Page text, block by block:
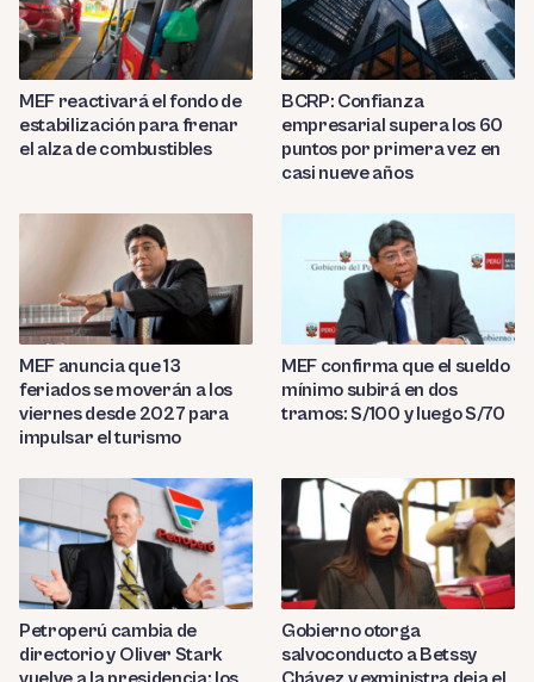
MEF reactivará el fondo de
estabilización para frenar
el alza de combustibles
BCRP: Confianza
empresarial supera los 60
puntos por primera vez en
casi nueve años
MEF anuncia que 13
feriados se moverán a los
viernes desde 2027 para
impulsar el turismo
MEF confirma que el sueldo
mínimo subirá en dos
tramos: S/100 y luego S/70
Petroperú cambia de
directorio y Oliver Stark
Gobierno otorga
salvoconducto a Betssy